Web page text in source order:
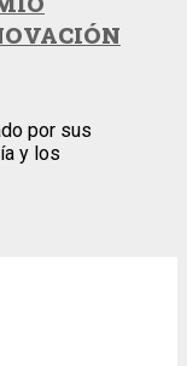
por sus
y los